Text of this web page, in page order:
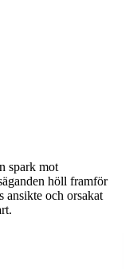
spark mot
höll framför
ansikte och orsakat